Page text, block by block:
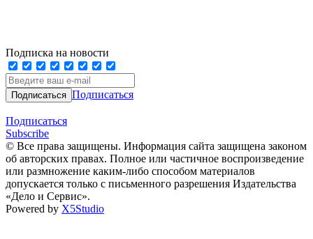
Подписка на новости
Подписаться
Подписаться
Subscribe
© Все права защищены. Информация сайта защищена законом
об авторских правах. Полное или частичное воспроизведение
или размножение каким-либо способом материалов
допускается только с письменного разрешения Издательства
«Дело и Сервис».
Powered by X5Studio